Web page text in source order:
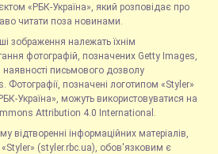
«РБК-Україна», який розповідає про
читати поза новинами.
зображення належать їхнім
фотографій, позначених Getty Images,
письмового дозволу
Фотографії, позначені логотипом «Styler»
Україна», можуть використовуватися на
Attribution 4.0 International.
відтворенні інформаційних матеріалів,
«Styler» (styler.rbc.ua), обов'язковим є